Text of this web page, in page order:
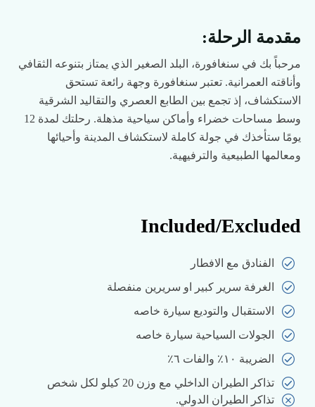
مقدمة الرحلة:
مرحباً بك في سنغافورة، البلد الصغير الذي يمتاز بتنوعه الثقافي
وأناقته العمرانية. تعتبر سنغافورة وجهة رائعة تستحق
الاستكشاف، إذ تجمع بين الطابع العصري والتقاليد الشرقية
وسط مساحات خضراء وأماكن سياحية مذهلة. رحلتك لمدة 12
يومًا ستأخذك في جولة كاملة لاستكشاف المدينة وأحيائها
ومعالمها الطبيعية والترفيهية.
Included/Excluded
الفنادق مع الافطار
الغرفة سرير كبير او سريرين منفصلة
الاستقبال والتوديع سيارة خاصه
الجولات السياحية سيارة خاصه
الضريبة ١٠٪ والفات ٦٪
تذاكر الطيران الداخلي مع وزن 20 كيلو لكل شخص
تذاكر الطيران الدولي.